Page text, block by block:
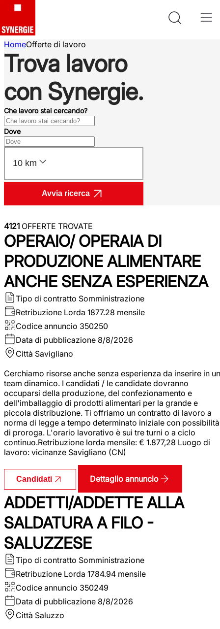
HomeOfferte di lavoro
Trova lavoro
con Synergie.
Che lavoro stai cercando?
Dove
10 km
Avvia ricerca
4121 OFFERTE TROVATE
OPERAIO/ OPERAIA DI
PRODUZIONE ALIMENTARE
ANCHE SENZA ESPERIENZA
Tipo di contratto Somministrazione
Retribuzione Lorda 1877.28 mensile
Codice annuncio 350250
Data di pubblicazione 8/8/2026
Città Savigliano
Cerchiamo risorse anche senza esperienza da inserire in un
team dinamico. I candidati / le candidate dovranno
occuparsi della produzione, del confezionamento e
dell'imballaggio di prodotti alimentari per la grande e
piccola distribuzione. Ti offriamo un contratto di lavoro a
norma di legge a tempo determinato iniziale con possibilità
di proroga. L'orario lavorativo è sui tre turni o a ciclo
continuo.Retribuzione lorda mensile: € 1.877,28 Luogo di
lavoro: vicinanze Savigliano (CN)
Candidati Dettaglio annuncio
ADDETTI/ADDETTE ALLA
SALDATURA A FILO -
SALUZZESE
Tipo di contratto Somministrazione
Retribuzione Lorda 1784.94 mensile
Codice annuncio 350249
Data di pubblicazione 8/8/2026
Città Saluzzo